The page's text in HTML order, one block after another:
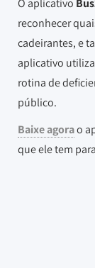
O aplicativo
reconhecer
cadeirantes, e
aplicativo
rotina de
público.
Baixe agorao
que ele tem